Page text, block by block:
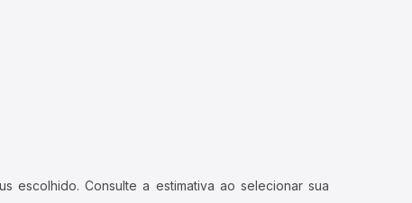
Consulte a estimativa ao selecionar sua